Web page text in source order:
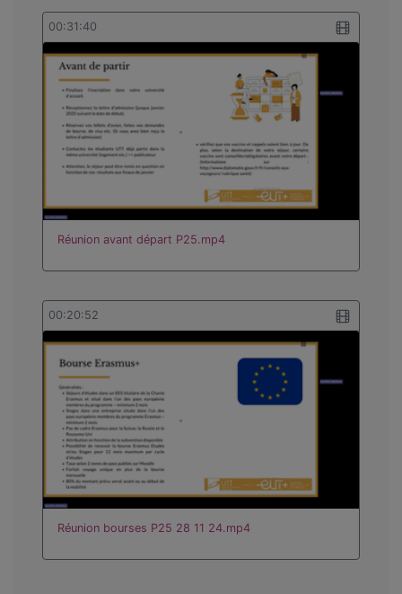
00:31:40
Réunion avant départ P25.mp4
00:20:52
Réunion bourses P25 28 11 24.mp4